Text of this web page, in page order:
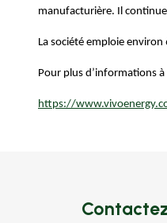
manufacturière. Il
La société emploie
Pour plus d’informations
https://